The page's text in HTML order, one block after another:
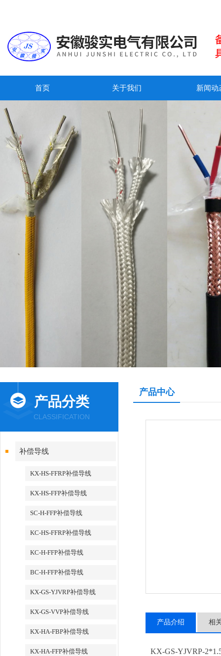
首页 关于我们 新闻动
产品分类
CLASSIFICATION
补偿导线
KX-HS-FFRP补偿导线
KX-HS-FFP补偿导线
SC-H-FFP补偿导线
KC-HS-FFRP补偿导线
KC-H-FFP补偿导线
BC-H-FFP补偿导线
KX-GS-YJVRP补偿导线
KX-GS-VVP补偿导线
KX-HA-FBP补偿导线
KX-HA-FFP补偿导线
产品中心
产品介绍 相
KX-GS-YJVRP-